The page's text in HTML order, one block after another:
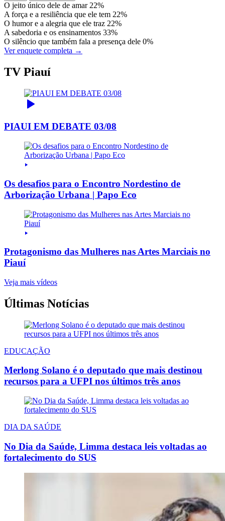
O jeito único dele de amar 22%
A força e a resiliência que ele tem 22%
O humor e a alegria que ele traz 22%
A sabedoria e os ensinamentos 33%
O silêncio que também fala a presença dele 0%
Ver enquete completa →
TV Piauí
PIAUI EM DEBATE 03/08
Os desafios para o Encontro Nordestino de
Arborização Urbana | Papo Eco
Protagonismo das Mulheres nas Artes Marciais no
Piauí
Veja mais vídeos
Últimas Notícias
EDUCAÇÃO
Merlong Solano é o deputado que mais destinou
recursos para a UFPI nos últimos três anos
DIA DA SAÚDE
No Dia da Saúde, Limma destaca leis voltadas ao
fortalecimento do SUS